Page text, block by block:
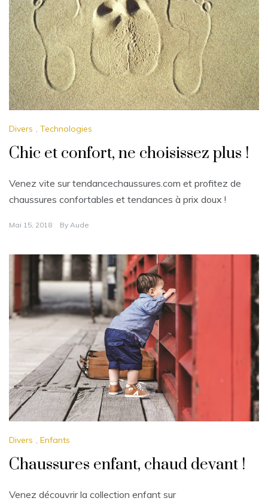
Divers , Technologies
Chic et confort, ne choisissez plus !
Venez vite sur tendancechaussures.com et profitez de
chaussures confortables et tendances à prix doux !
Mai 15, 2018 By Aude
Divers , Enfants
Chaussures enfant, chaud devant !
Venez découvrir la collection enfant sur